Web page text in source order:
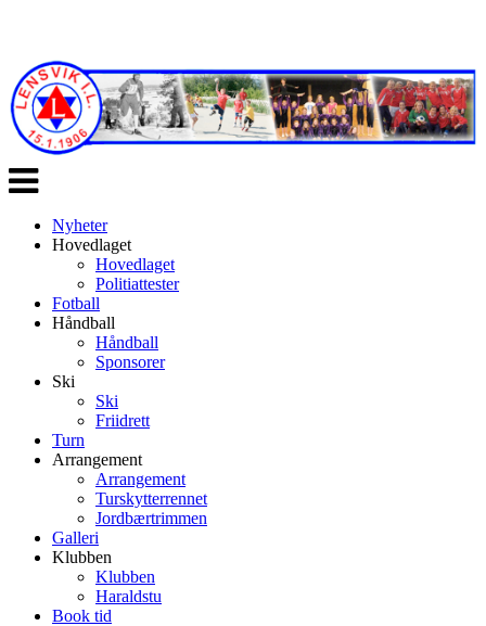
Veksle
navigasjon
Nyheter
Hovedlaget
Hovedlaget
Politiattester
Fotball
Håndball
Håndball
Sponsorer
Ski
Ski
Friidrett
Turn
Arrangement
Arrangement
Turskytterrennet
Jordbærtrimmen
Galleri
Klubben
Klubben
Haraldstu
Book tid